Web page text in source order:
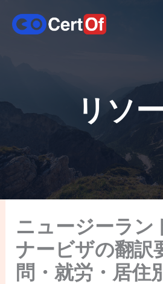
リソ
ニュージーラン
ナービザの翻訳
問・就労・居住